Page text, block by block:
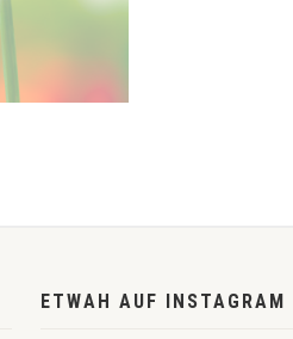
ETWAH AUF INSTAGRAM